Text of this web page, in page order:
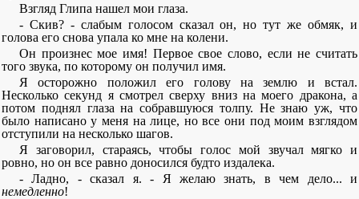
Взгляд Глипа нашел мои глаза.
- Скив? - слабым голосом сказал он, но тут же обмяк, и
голова его снова упала ко мне на колени.
Он произнес мое имя! Первое свое слово, если не считать
того звука, по которому он получил имя.
Я осторожно положил его голову на землю и встал.
Несколько секунд я смотрел сверху вниз на моего дракона, а
потом поднял глаза на собравшуюся толпу. Не знаю уж, что
было написано у меня на лице, но все они под моим взглядом
отступили на несколько шагов.
Я заговорил, стараясь, чтобы голос мой звучал мягко и
ровно, но он все равно доносился будто издалека.
- Ладно, - сказал я. - Я желаю знать, в чем дело... и
немедленно!